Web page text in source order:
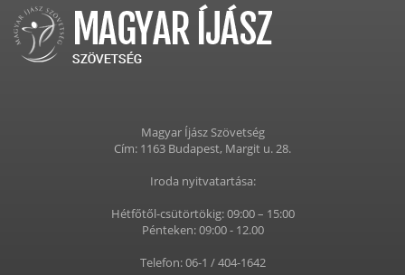
Magyar Íjász Szövetség
Cím: 1163 Budapest, Margit u. 28.
Iroda nyitvatartása:
Hétfőtől-csütörtökig: 09:00 – 15:00
Pénteken: 09:00 - 12.00
Telefon: 06-1 / 404-1642